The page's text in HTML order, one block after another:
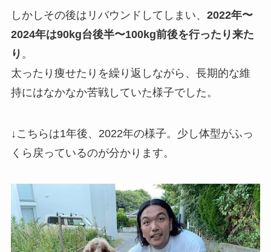
しかしその後はリバウンドしてしまい、 2022年〜
2024年は90kg台後半〜100kg前後を行ったり来た
り 。
太ったり痩せたりを繰り返しながら、長期的な維
持にはなかなか苦戦していた様子でした。
↓こちらは1年後、2022年の様子。少し体型がふっ
くら戻っているのが分かります。